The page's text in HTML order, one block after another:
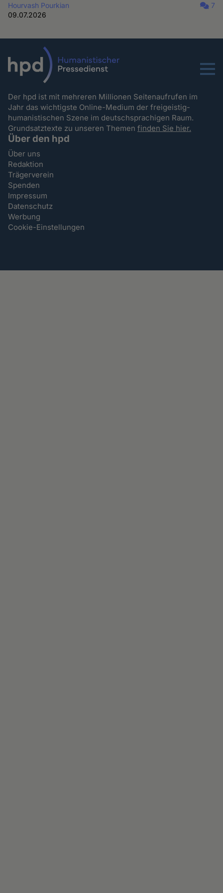
Hourvash Pourkian
09.07.2026
7
Menu
Der hpd ist mit mehreren Millionen Seitenaufrufen im
Jahr das wichtigste Online-Medium der freigeistig-
humanistischen Szene im deutschsprachigen Raum.
Grundsatztexte zu unseren Themenfinden Sie hier.
Über den hpd
Über uns
Redaktion
Trägerverein
Spenden
Impressum
Datenschutz
Werbung
Cookie-Einstellungen